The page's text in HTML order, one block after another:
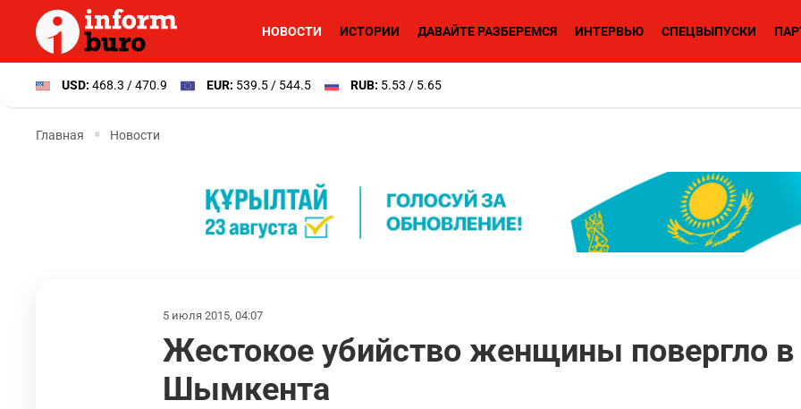
НОВОСТИ ИСТОРИИ ДАВАЙТЕ РАЗБЕРЕМСЯ ИНТЕРВЬЮ СПЕЦВЫПУСКИ
USD: 468.3 / 470.9 EUR: 539.5 / 544.5 RUB: 5.53 / 5.65
Главная Новости
5 июля 2015, 04:07
Жестокое убийство женщины повергло
Шымкента